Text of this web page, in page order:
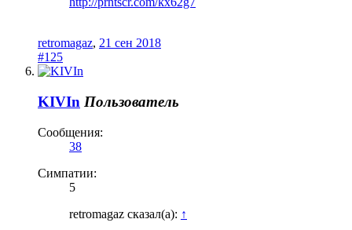
retromagaz, 21 сен 2018
#125
KIVIn Пользователь
Сообщения:
38
Симпатии:
5
retromagaz сказал(а): ↑